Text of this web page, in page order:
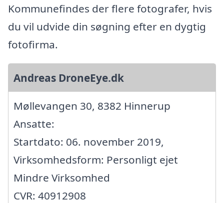
Kommunefindes der flere fotografer, hvis
du vil udvide din søgning efter en dygtig
fotofirma.
Andreas DroneEye.dk
Møllevangen 30, 8382 Hinnerup
Ansatte:
Startdato: 06. november 2019,
Virksomhedsform: Personligt ejet
Mindre Virksomhed
CVR: 40912908